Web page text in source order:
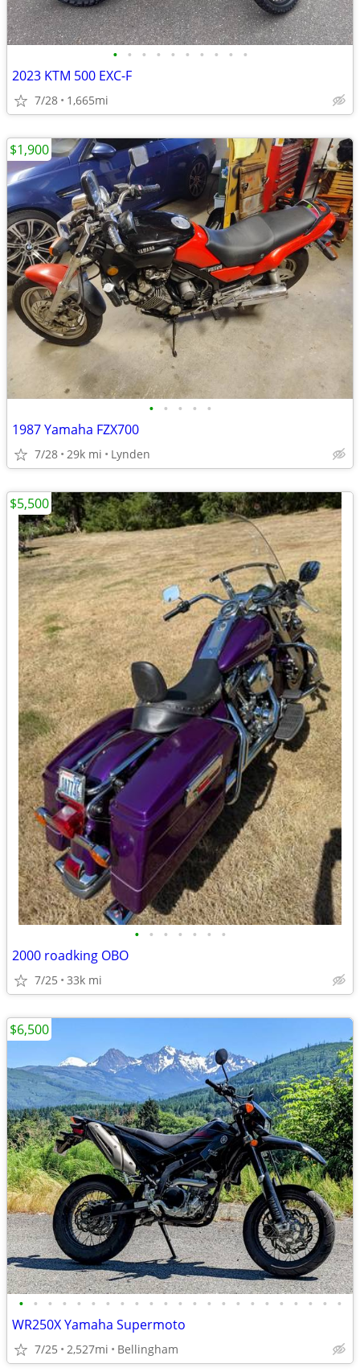
• • • • • • • • • •
2023 KTM 500 EXC-F
7/28 1,665mi
• • • • •
1987 Yamaha FZX700
7/28 29k mi Lynden
$1,900
• • • • • • •
2000 roadking OBO
7/25 33k mi
$5,500
• • • • • • • • • • • • • • • • • • • • • • •
WR250X Yamaha Supermoto
7/25 2,527mi Bellingham
$6,500